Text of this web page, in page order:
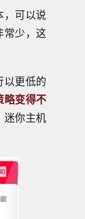
可以说
少，这
更低的
略变得不
迷你主机